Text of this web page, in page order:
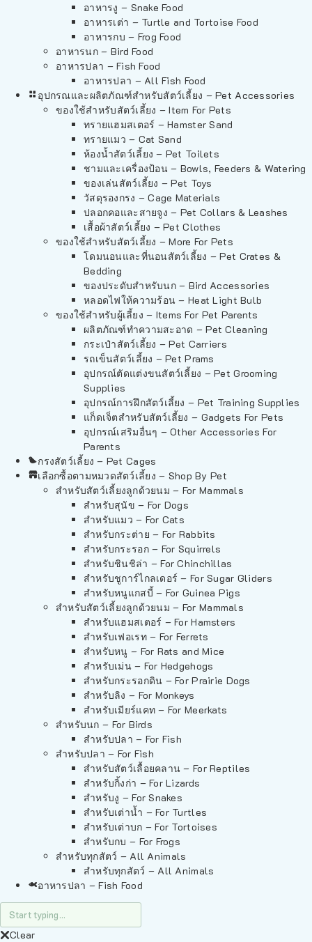
อาหารงู – Snake Food
อาหารเต่า – Turtle and Tortoise Food
อาหารกบ – Frog Food
อาหารนก – Bird Food
อาหารปลา – Fish Food
อาหารปลา – All Fish Food
อุปกรณและผลิตภัณฑ์สำหรับสัตว์เลี้ยง – Pet Accessories
ของใช้สำหรับสัตว์เลี้ยง – Item For Pets
ทรายแฮมสเตอร์ – Hamster Sand
ทรายแมว – Cat Sand
ห้องน้ำสัตว์เลี้ยง – Pet Toilets
ชามและเครื่องป้อน – Bowls, Feeders & Watering
ของเล่นสัตว์เลี้ยง – Pet Toys
วัสดุรองกรง – Cage Materials
ปลอกคอและสายจูง – Pet Collars & Leashes
เสื้อผ้าสัตว์เลี้ยง – Pet Clothes
ของใช้สำหรับสัตว์เลี้ยง – More For Pets
โดมนอนและที่นอนสัตว์เลี้ยง – Pet Crates &
Bedding
ของประดับสำหรับนก – Bird Accessories
หลอดไฟให้ความร้อน – Heat Light Bulb
ของใช้สำหรับผู้เลี้ยง – Items For Pet Parents
ผลิตภัณฑ์ทำความสะอาด – Pet Cleaning
กระเป๋าสัตว์เลี้ยง – Pet Carriers
รถเข็นสัตว์เลี้ยง – Pet Prams
อุปกรณ์ตัดแต่งขนสัตว์เลี้ยง – Pet Grooming
Supplies
อุปกรณ์การฝึกสัตว์เลี้ยง – Pet Training Supplies
แก็ดเจ็ตสำหรับสัตว์เลี้ยง – Gadgets For Pets
อุปกรณ์เสริมอื่นๆ – Other Accessories For
Parents
กรงสัตว์เลี้ยง – Pet Cages
เลือกซื้อตามหมวดสัตว์เลี้ยง – Shop By Pet
สำหรับสัตว์เลี้ยงลูกด้วยนม – For Mammals
สำหรับสุนัข – For Dogs
สำหรับแมว – For Cats
สำหรับกระต่าย – For Rabbits
สำหรับกระรอก – For Squirrels
สำหรับชินชิล่า – For Chinchillas
สำหรับชูการ์ไกลเดอร์ – For Sugar Gliders
สำหรับหนูแกสบี้ – For Guinea Pigs
สำหรับสัตว์เลี้ยงลูกด้วยนม – For Mammals
สำหรับแฮมสเตอร์ – For Hamsters
สำหรับเฟอเรท – For Ferrets
สำหรับหนู – For Rats and Mice
สำหรับเม่น – For Hedgehogs
สำหรับกระรอกดิน – For Prairie Dogs
สำหรับลิง – For Monkeys
สำหรับเมียร์แคท – For Meerkats
สำหรับนก – For Birds
สำหรับปลา – For Fish
สำหรับปลา – For Fish
สำหรับสัตว์เลื้อยคลาน – For Reptiles
สำหรับกิ้งก่า – For Lizards
สำหรับงู – For Snakes
สำหรับเต่าน้ำ – For Turtles
สำหรับเต่าบก – For Tortoises
สำหรับกบ – For Frogs
สำหรับทุกสัตว์ – All Animals
สำหรับทุกสัตว์ – All Animals
อาหารปลา – Fish Food
Clear